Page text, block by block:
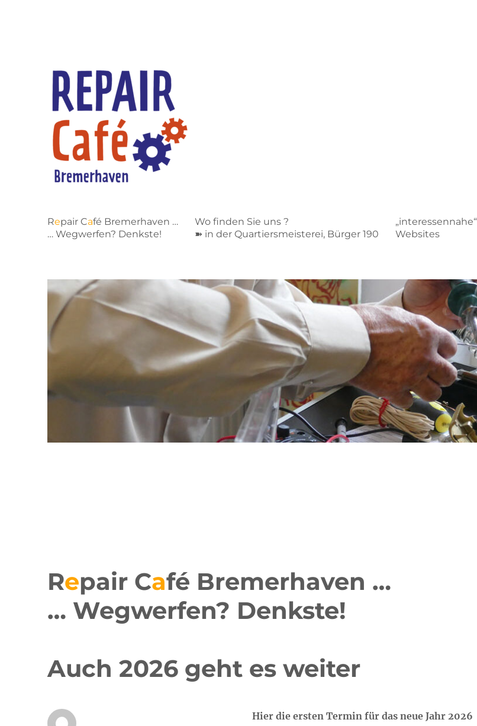
Repair Café Bremerhaven …
… Wegwerfen? Denkste!
Wo finden Sie uns ?
➽ in der Quartiersmeisterei, Bürger 190
„interessennahe“
Websites
Repair Café Bremerhaven …
… Wegwerfen? Denkste!
Auch 2026 geht es weiter
Hier die ersten Termin für das neue Jahr 2026